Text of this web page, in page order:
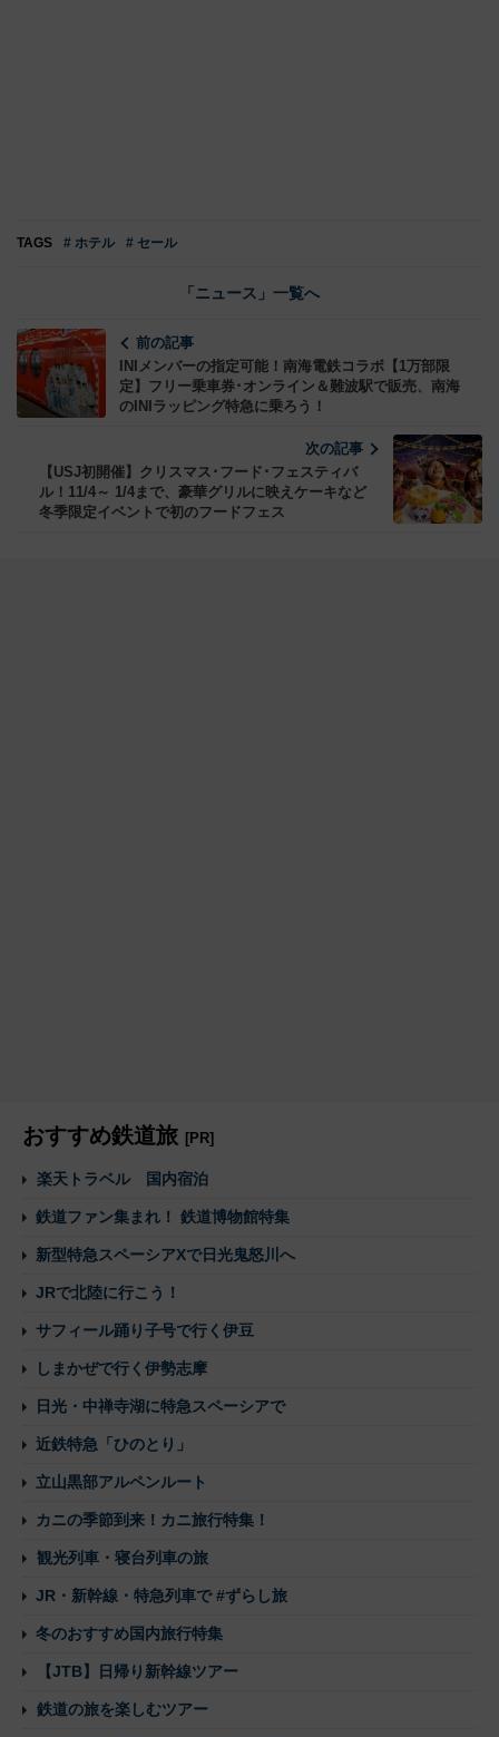
TAGS # ホテル # セール
「ニュース」一覧へ
前の記事
INIメンバーの指定可能！南海電鉄コラボ【1万部限
定】フリー乗車券･オンライン＆難波駅で販売、南海
のINIラッピング特急に乗ろう！
次の記事
【USJ初開催】クリスマス･フード･フェスティバ
ル！11/4～ 1/4まで、豪華グリルに映えケーキなど
冬季限定イベントで初のフードフェス
おすすめ鉄道旅 [PR]
楽天トラベル 国内宿泊
鉄道ファン集まれ！ 鉄道博物館特集
新型特急スペーシアXで日光鬼怒川へ
JRで北陸に行こう！
サフィール踊り子号で行く伊豆
しまかぜで行く伊勢志摩
日光・中禅寺湖に特急スペーシアで
近鉄特急「ひのとり」
立山黒部アルペンルート
カニの季節到来！カニ旅行特集！
観光列車・寝台列車の旅
JR・新幹線・特急列車で #ずらし旅
冬のおすすめ国内旅行特集
【JTB】日帰り新幹線ツアー
鉄道の旅を楽しむツアー